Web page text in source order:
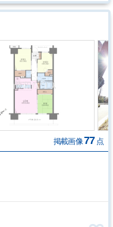
掲載画像77 点